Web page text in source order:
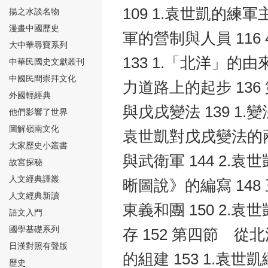
⑯
⑰
⑱
揚之水談名物
漫畫中國歷史
大中華尋寶系列
中華民國史文獻叢刊
中國民間崇拜文化
外國輕經典
他們影響了世界
圖解嶺南文化
大家歷史小叢書
故宮探秘
人文經典譯叢
人文經典新讀
語文入門
國學基礎系列
日漢對照有聲版
歷史
109 1.袁世凱的練軍
軍的營制與人員 116
133 1.「北洋」的由
力道路上的起步
與戊戌變法 139 1.
袁世凱對戊戌變法
與武衛軍 144 2.袁
晰圖說》的編寫
東義和團 150 2.袁
存 152 第四節 從北
的組建 153 1.袁世